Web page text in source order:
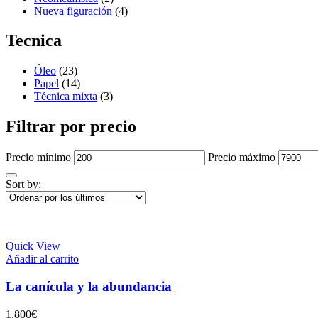
Nueva figuración (4)
Tecnica
Óleo (23)
Papel (14)
Técnica mixta (3)
Filtrar por precio
Precio mínimo Precio máximo
Sort by:
Quick View
Añadir al carrito
La canícula y la abundancia
1.800€